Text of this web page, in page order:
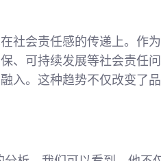
社会责任感的传递上。作
、可持续发展等社会责任
入。这种趋势不仅改变了